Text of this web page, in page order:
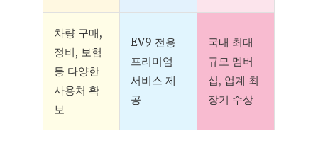
차량 구매,
정비, 보험
등 다양한
사용처 확
보
EV9 전용
프리미엄
서비스 제
공
국내 최대
규모 멤버
십, 업계 최
장기 수상